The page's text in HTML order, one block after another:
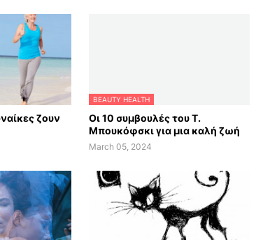
ζουν
BEAUTY HEALTH
Οι 10 συμβουλές του Τ.
Μπουκόφσκι για μια καλή ζωή
March 05, 2024